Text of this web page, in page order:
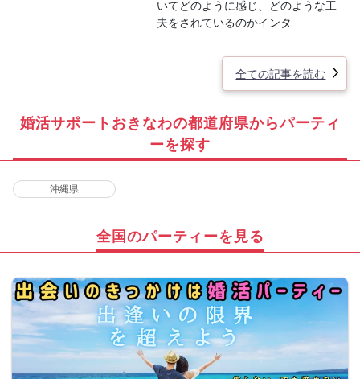
いてどのように感じ、どのような工
夫をされているのかインタ
全ての記事を読む
婚活サポートおきなわの都道府県からパーティ
ーを探す
沖縄県
全国のパーティーを見る